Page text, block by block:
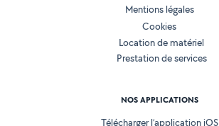
Mentions légales
Cookies
Location de matériel
Prestation de services
NOS APPLICATIONS
Télécharger l’application iOS